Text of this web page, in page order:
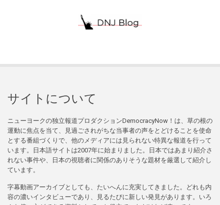
サイトについて
ニューヨークの独立報道プロダクションDemocracyNow！は、草の根の
運動に焦点を当て、見過ごされがちな当事者の声をとどけることを使命
とする番組づくりで、他のメディアには見られない特異な報道を行って
います。日本語サイトは2007年に始まりました。日本ではあまり紹介さ
れない事件や、日本の視聴者に関係のありそうな題材を厳選して紹介し
ています。
字幕動画アーカイブとしても、たいへんに充実してきました。どれも内
容の濃いインタビューであり、見るたびに新しい発見があります。いろ